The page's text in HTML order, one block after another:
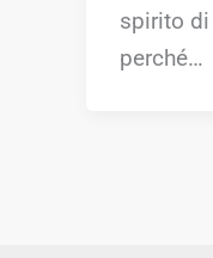
spirito di
perché…